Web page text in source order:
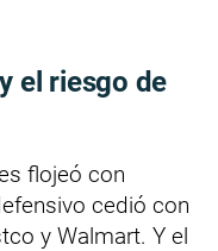
el riesgo de
flojeó con
cedió con
y Walmart. Y el